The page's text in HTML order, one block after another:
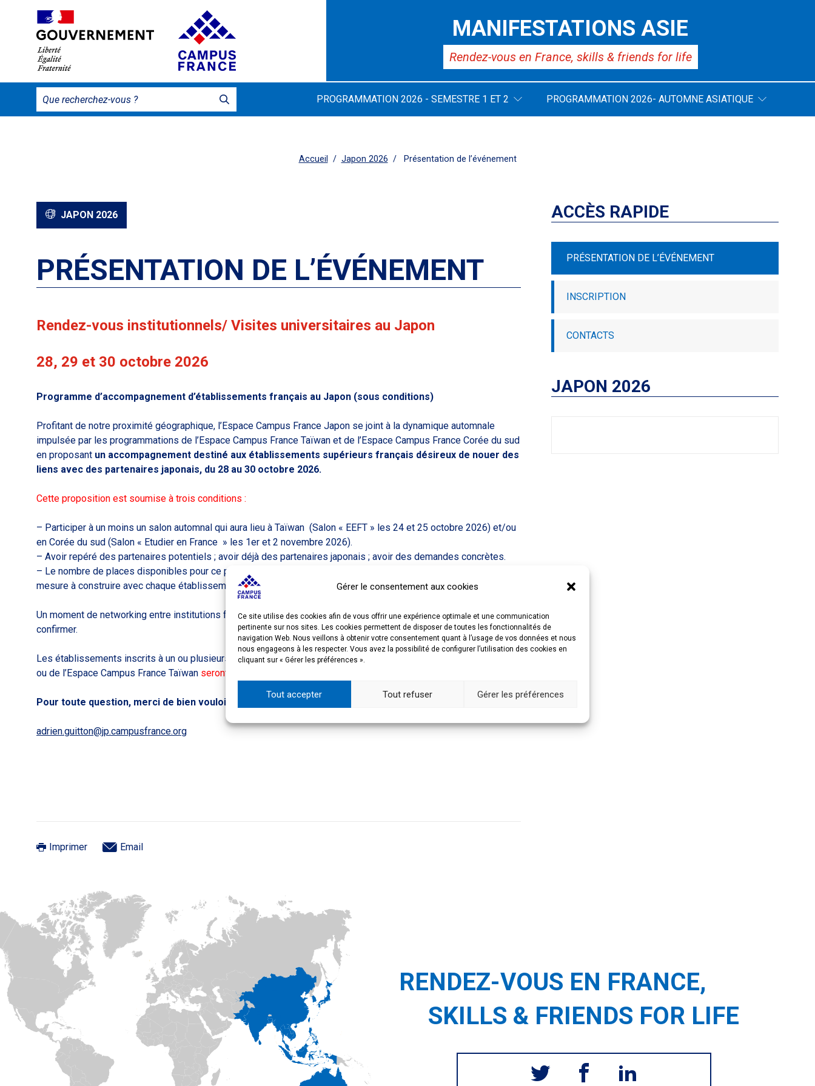
Gérer le consentement aux cookies
Ce site utilise des cookies afin de vous offrir une expérience optimale et une communication
pertinente sur nos sites. Les cookies permettent de disposer de toutes les fonctionnalités de
navigation Web. Nous veillons à obtenir votre consentement quant à l’usage de vos données et nous
nous engageons à les respecter. Vous avez la possibilité de configurer l’utilisation des cookies en
cliquant sur « Gérer les préférences ».
Tout accepter Tout refuser Gérer les préférences
MANIFESTATIONS ASIE
Rendez-vous en France, skills & friends for life
PROGRAMMATION 2026 - SEMESTRE 1 ET 2 PROGRAMMATION 2026- AUTOMNE ASIATIQUE
Accueil Japon 2026 Présentation de l’événement
JAPON 2026
PRÉSENTATION DE L’ÉVÉNEMENT
Rendez-vous institutionnels/ Visites universitaires au Japon
28, 29 et 30 octobre 2026
Programme d’accompagnement d’établissements français au Japon (sous conditions)
Profitant de notre proximité géographique, l’Espace Campus France Japon se joint à la dynamique automnale
impulsée par les programmations de l’Espace Campus France Taïwan et de l’Espace Campus France Corée du sud
en proposant un accompagnement destiné aux établissements supérieurs français désireux de nouer des
liens avec des partenaires japonais, du 28 au 30 octobre 2026.
Cette proposition est soumise à trois conditions :
– Participer à un moins un salon automnal qui aura lieu à Taïwan (Salon « EEFT » les 24 et 25 octobre 2026) et/ou
en Corée du sud (Salon « Etudier en France » les 1er et 2 novembre 2026).
– Avoir repéré des partenaires potentiels ; avoir déjà des partenaires japonais ; avoir des demandes concrètes.
– Le nombre de places disponibles pour ce programme sera limité afin de proposer un accompagnement sur
mesure à construire avec chaque établissement.
Un moment de networking entre institutions françaises et japonaises est envisagé le 29 octobre mais reste à
confirmer.
Les établissements inscrits à un ou plusieurs événements automnaux de l’Espace Campus France Corée du sud
ou de l’Espace Campus France Taïwan seront contactés directement par l’Espace Campus France Japon.
Pour toute question, merci de bien vouloir nous contacter à l’adresse suivante :
adrien.guitton@jp.campusfrance.org
Imprimer Email
ACCÈS RAPIDE
PRÉSENTATION DE L’ÉVÉNEMENT
INSCRIPTION
CONTACTS
JAPON 2026
RENDEZ-VOUS EN FRANCE,
SKILLS & FRIENDS FOR LIFE